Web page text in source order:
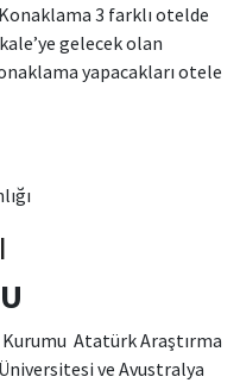
3 farklı otelde
gelecek olan
yapacakları otele
Atatürk Araştırma
ve Avustralya